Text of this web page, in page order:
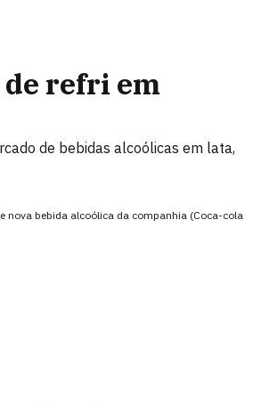
de refri em
de bebidas alcoólicas em lata,
nova bebida alcoólica da companhia (Coca-cola